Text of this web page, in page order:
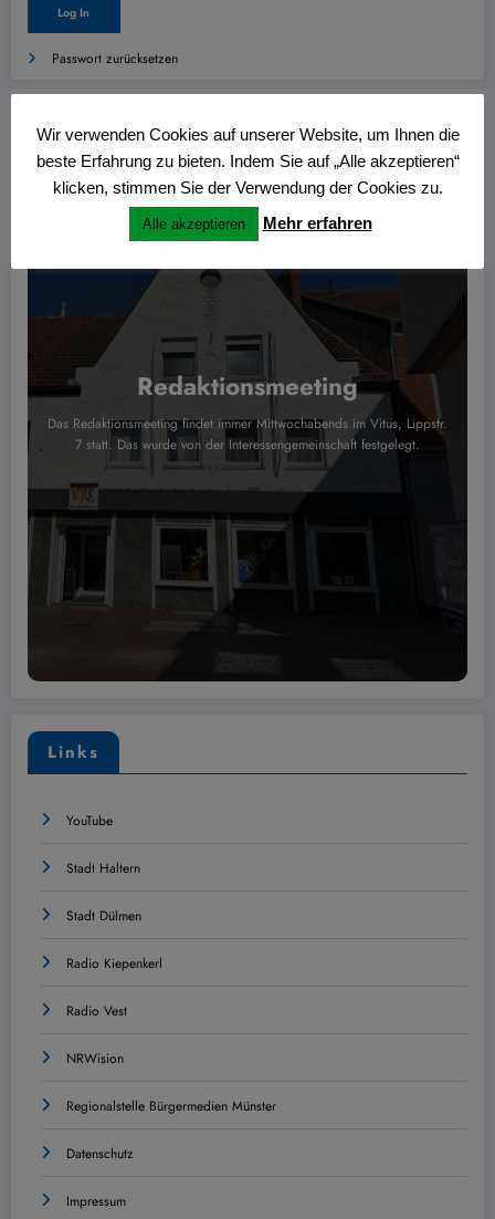
Passwort zurücksetzen
Wichtig
Redaktionsmeeting
Das Redaktionsmeeting findet immer Mittwochabends im Vitus, Lippstr.
7 statt. Das wurde von der Interessengemeinschaft festgelegt.
Links
YouTube
Stadt Haltern
Stadt Dülmen
Radio Kiepenkerl
Radio Vest
NRWision
Regionalstelle Bürgermedien Münster
Datenschutz
Impressum
Wir verwenden Cookies auf unserer Website, um Ihnen die
beste Erfahrung zu bieten. Indem Sie auf „Alle akzeptieren“
klicken, stimmen Sie der Verwendung der Cookies zu.
Alle akzeptieren Mehr erfahren